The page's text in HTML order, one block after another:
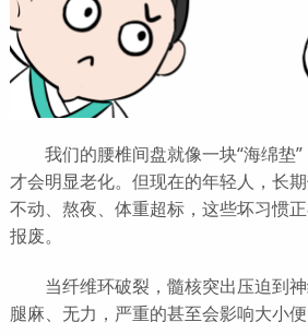
我们的腰椎间盘就像一块“海绵垫”
才会明显老化。但现在的年轻人，长
不动、熬夜、体重超标，这些坏习惯
报废。
当纤维环破裂，髓核突出压迫到神
腿麻、无力，严重的甚至会影响大小便